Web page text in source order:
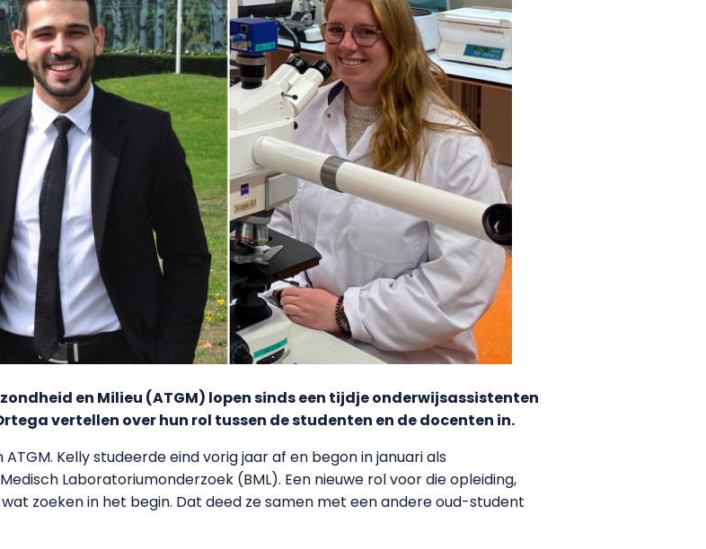
en Milieu (ATGM) lopen sinds een tijdje onderwijsassistenten
vertellen over hun rol tussen de studenten en de docenten in.
Kelly studeerde eind vorig jaar af en begon in januari als
Laboratoriumonderzoek (BML). Een nieuwe rol voor die opleiding,
zoeken in het begin. Dat deed ze samen met een andere oud-student